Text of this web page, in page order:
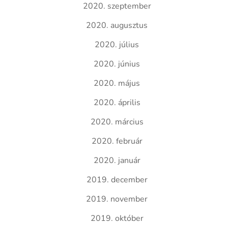
2020. szeptember
2020. augusztus
2020. július
2020. június
2020. május
2020. április
2020. március
2020. február
2020. január
2019. december
2019. november
2019. október